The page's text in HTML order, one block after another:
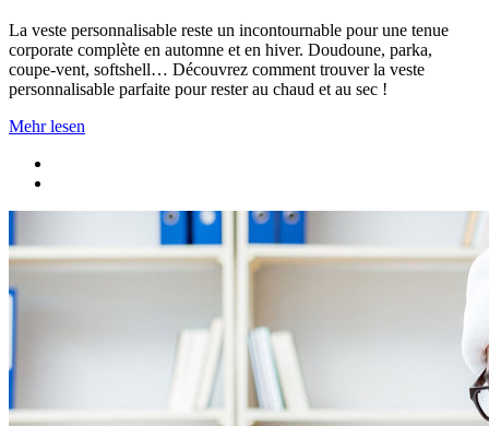
La veste personnalisable reste un incontournable pour une tenue
corporate complète en automne et en hiver. Doudoune, parka,
coupe-vent, softshell… Découvrez comment trouver la veste
personnalisable parfaite pour rester au chaud et au sec !
Mehr lesen